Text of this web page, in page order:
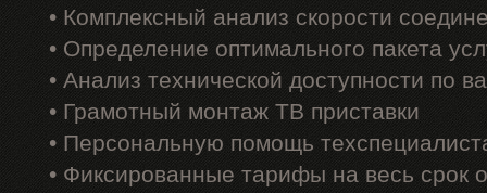
• Комплексный анализ скорости
• Определение оптимального пакета
• Анализ технической доступности по
• Грамотный монтаж ТВ приставки
• Персональную помощь
• Фиксированные тарифы на весь срок